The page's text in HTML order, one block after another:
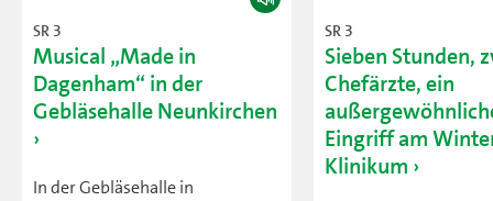
SR 3
Musical „Made in
Dagenham“ in der
Gebläsehalle Neunkirchen
In der Gebläsehalle in
SR 3
Sieben Stunden,
Chefärzte, ein
Eingriff am
Klinikum